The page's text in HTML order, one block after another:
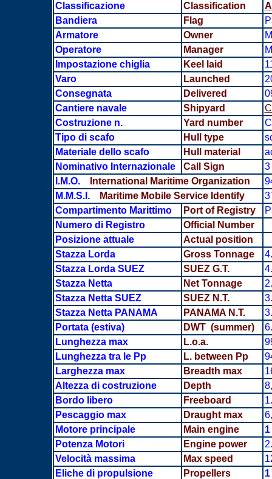
Classificazione
Classification
Bandiera
Flag
Armatore
Owner
Operatore
Manager
Impostazione chiglia
Keel laid
Varo
Launched
Consegnata
Delivered
Cantiere navale
Shipyard
Costruzione n.
Yard number
Tipo di scafo
Hull type
Materiale dello scafo
Hull material
Nominativo Internazionale
Call Sign
3
I.M.O.
International Maritime Organization
M.M.S.I.
Maritime Mobile Service Identify
Compartimento Marittimo
Port of Registry
Numero di Registro
Official Number
Posizione attuale
Actual position
Stazza Lorda
Gross Tonnage
Stazza Lorda SUEZ
SUEZ G.T.
Stazza Netta
Net Tonnage
Stazza Netta SUEZ
SUEZ N.T.
Stazza Netta PANAMA
PANAMA N.T.
Portata(estiva) DWT (summer)
Lunghezza max
L.o.a.
Lunghezza tra le Pp
L. between Pp
Larghezza max
Breadth max
Altezza di costruzione
Depth
Bordo libero
Freeboard
Pescaggio max
Draught max
Motore principale
Main engine 1
Potenza Motori
Engine power
Velocità massima
Max speed
Eliche di propulsione
Propellers 1